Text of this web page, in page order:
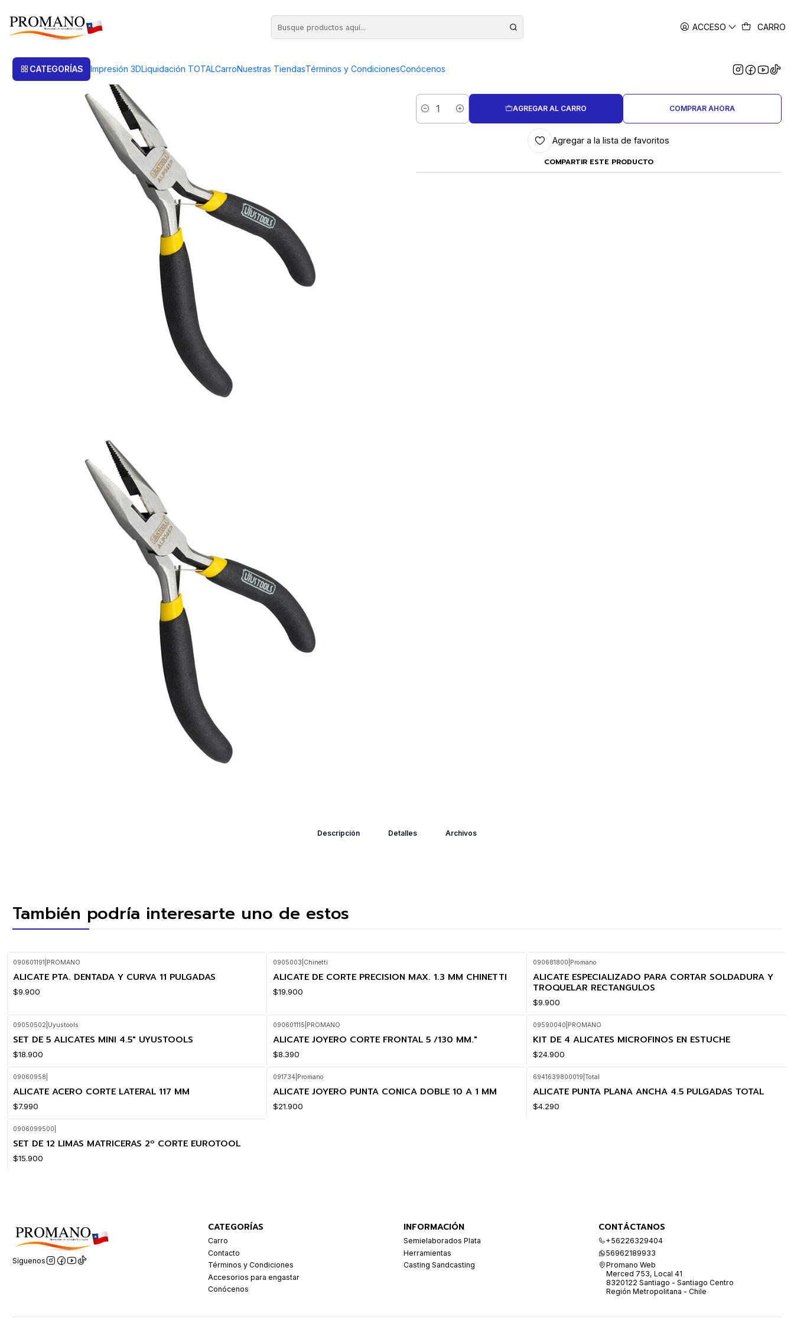
ACCESO CARRO
CATEGORÍAS Impresión 3DLiquidación TOTALCarroNuestras TiendasTérminos y CondicionesConócenosALICATE PTA.C/CORTE Y DENTADA 4.5"
Cantidad
AGREGAR AL CARRO COMPRAR AHORA
Agregar a la lista de favoritos
COMPARTIR ESTE PRODUCTO
Descripción Detalles Archivos
También podría interesarte uno de estos
090601191 PROMANO
ALICATE PTA. DENTADA Y CURVA 11 PULGADAS
$9.900
0905003 Chinetti
ALICATE DE CORTE PRECISION MAX. 1.3 MM CHINETTI
$19.900
090681800 Promano
ALICATE ESPECIALIZADO PARA CORTAR SOLDADURA Y
TROQUELAR RECTANGULOS
$9.900
09050502 Uyustools
SET DE 5 ALICATES MINI 4.5" UYUSTOOLS
$18.900
090601115 PROMANO
ALICATE JOYERO CORTE FRONTAL 5 /130 MM."
$8.390
09590040 PROMANO
KIT DE 4 ALICATES MICROFINOS EN ESTUCHE
$24.900
09060958
ALICATE ACERO CORTE LATERAL 117 MM
$7.990
091734 Promano
ALICATE JOYERO PUNTA CONICA DOBLE 10 A 1 MM
$21.900
6941639800019 Total
ALICATE PUNTA PLANA ANCHA 4.5 PULGADAS TOTAL
$4.290
0906099500
SET DE 12 LIMAS MATRICERAS 2º CORTE EUROTOOL
$15.900
Síguenos
CATEGORÍAS
Carro
Contacto
Términos y Condiciones
Accesorios para engastar
Conócenos
INFORMACIÓN
Semielaborados Plata
Herramientas
Casting Sandcasting
CONTÁCTANOS
+56226329404
56962189933
Promano Web
Merced 753, Local 41
8320122 Santiago - Santiago Centro
Región Metropolitana - Chile